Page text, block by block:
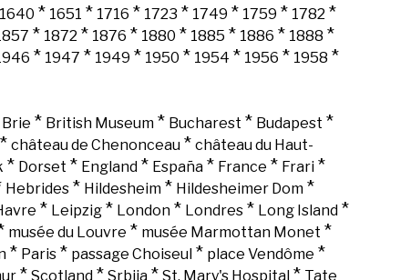
1640 * 1651 * 1716 * 1723 * 1749 * 1759 * 1782 *
* 1872 * 1876 * 1880 * 1885 * 1886 * 1888 *
* 1947 * 1949 * 1950 * 1954 * 1956 * 1958 *
Brie * British Museum* Bucharest * Budapest *
* château de Chenonceau* château du Haut-
* Dorset * England * España * France * Frari *
Hebrides * Hildesheim * Hildesheimer Dom *
* Leipzig* London* Londres* Long Island*
musée du Louvre * musée Marmottan Monet *
* Paris* passage Choiseul* place Vendôme *
* Scotland * Srbija * St. Mary's Hospital * Tate